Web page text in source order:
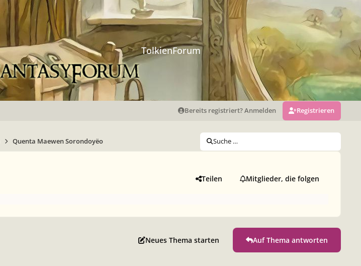
TolkienForum
Bereits registriert? Anmelden Registrieren
Quenta Maewen Sorondoyëo Suche …
Teilen Mitglieder, die folgen
Neues Thema starten Auf Thema antworten